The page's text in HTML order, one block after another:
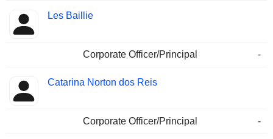
Les Baillie
Corporate Officer/Principal -
Catarina Norton dos Reis
Corporate Officer/Principal -